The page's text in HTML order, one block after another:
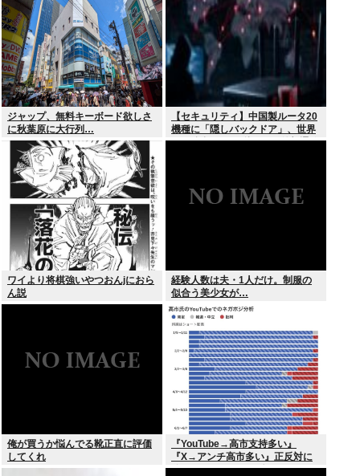
ジャップ、無料キーボード欲しさ
に秋葉原に大行列…
【セキュリティ】中国製ルータ20
機種に「隠しバックドア」、世界
10万台超か…35秒ごとに外部通信
ワイより将棋強いやつおんjにおら
ん説
経験人数は夫・1人だけ。制服の
似合う美少女が…
俺が買うか悩んでる靴正直に評価
してくれ
『YouTube→高市支持多い』
『X→アンチ高市多い』正反対に
分かれてしまう。一体なぜ？？？